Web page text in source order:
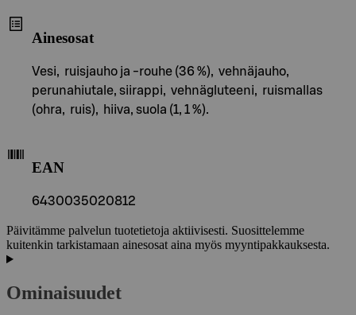
Ainesosat
Vesi, ruisjauho ja -rouhe (36 %), vehnäjauho,
perunahiutale, siirappi, vehnägluteeni, ruismallas
(ohra, ruis), hiiva, suola (1, 1 %).
EAN
6430035020812
Päivitämme palvelun tuotetietoja aktiivisesti. Suosittelemme
kuitenkin tarkistamaan ainesosat aina myös myyntipakkauksesta.
Ominaisuudet